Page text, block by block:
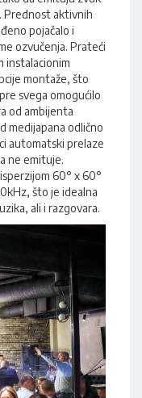
Prednost aktivnih
pojačalo i
ozvučenja. Prateći
instalacionim
montaže, što
svega omogućilo
od ambijenta
medijapana odlično
automatski prelaze
ne emituje.
60° x 60°
što je idealna
ali i razgovara.